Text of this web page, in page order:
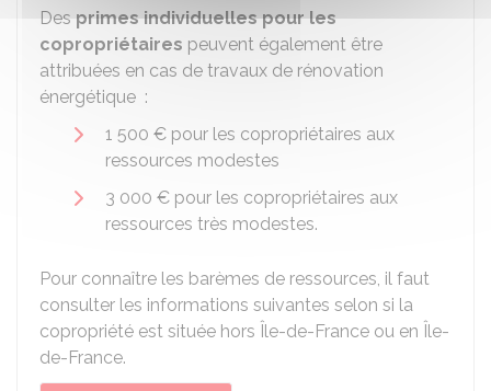
Desprimes individuelles pour les
copropriétaires peuvent également être
attribuées en cas de travaux de rénovation
énergétique :
1 500 € pour les copropriétaires aux
ressources modestes
3 000 € pour les copropriétaires aux
ressources très modestes.
Pour connaître les barèmes de ressources, il faut
consulter les informations suivantes selon si la
copropriété est située hors Île-de-France ou en Île-
de-France.